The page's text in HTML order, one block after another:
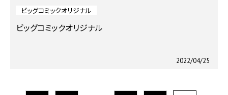
ビッグコミックオリジナル
ビッグコミックオリジナル
2022/04/25